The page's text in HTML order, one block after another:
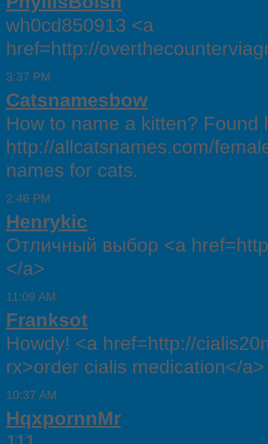
wh0cd850913 <a
href=http://
3:37 PM
Catsnamesbow
How to name a kitten?
http://allcatsnames.com/
names for cats.
2:46 PM
Henrykic
Отличный выбор <a
</a>
11:09 AM
Franksot
Howdy! <a href=http://
rx>order cialis medication</
10:37 AM
HqxpornnMr